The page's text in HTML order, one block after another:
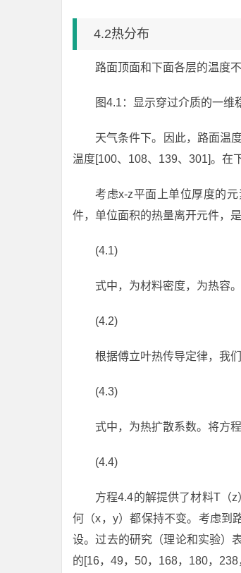
4.2热分布
路面顶面和下面各层的温度
图4.1：显示穿过介质的一维
天气条件下。因此，路面温
温度[100、108、139、301]。在
考虑x-z平面上单位厚度的
件，单位面积的热量离开元件，
(4.1)
式中，为材料密度，为热容。
(4.2)
根据傅立叶热传导定律，我
(4.3)
式中，为热扩散系数。将方
(4.4)
方程4.4的解提供了材料T（
何（x，y）都保持不变。考虑到
设。过去的研究（理论和实验）
的[16，49，50，168，180，238